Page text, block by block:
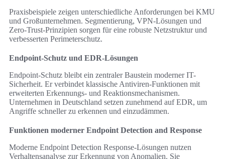
Praxisbeispiele zeigen unterschiedliche Anforderungen bei KMU
und Großunternehmen. Segmentierung, VPN-Lösungen und
Zero-Trust-Prinzipien sorgen für eine robuste Netzstruktur und
verbesserten Perimeterschutz.
Endpoint-Schutz und EDR-Lösungen
Endpoint-Schutz bleibt ein zentraler Baustein moderner IT-
Sicherheit. Er verbindet klassische Antiviren-Funktionen mit
erweiterten Erkennungs- und Reaktionsmechanismen.
Unternehmen in Deutschland setzen zunehmend auf EDR, um
Angriffe schneller zu erkennen und einzudämmen.
Funktionen moderner Endpoint Detection and Response
Moderne Endpoint Detection Response-Lösungen nutzen
Verhaltensanalyse zur Erkennung von Anomalien. Sie